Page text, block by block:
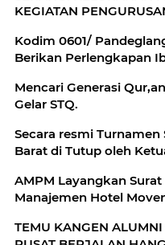
KEGIATAN
Kodim 0601/
Berikan Perlengkapan
Mencari Generasi
Gelar STQ.
Secara resmi Turnamen
Barat di Tutup oleh
AMPM Layangkan
Manajemen Hotel
TEMU KANGEN ALUMNI